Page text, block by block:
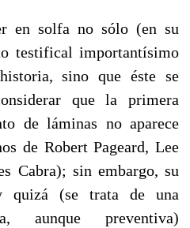
en solfa no sólo (en su
testifical importantísimo
sino que éste se
que la primera
de láminas no aparece
de Robert Pageard, Lee
Cabra); sin embargo, su
quizá (se trata de una
aunque preventiva)